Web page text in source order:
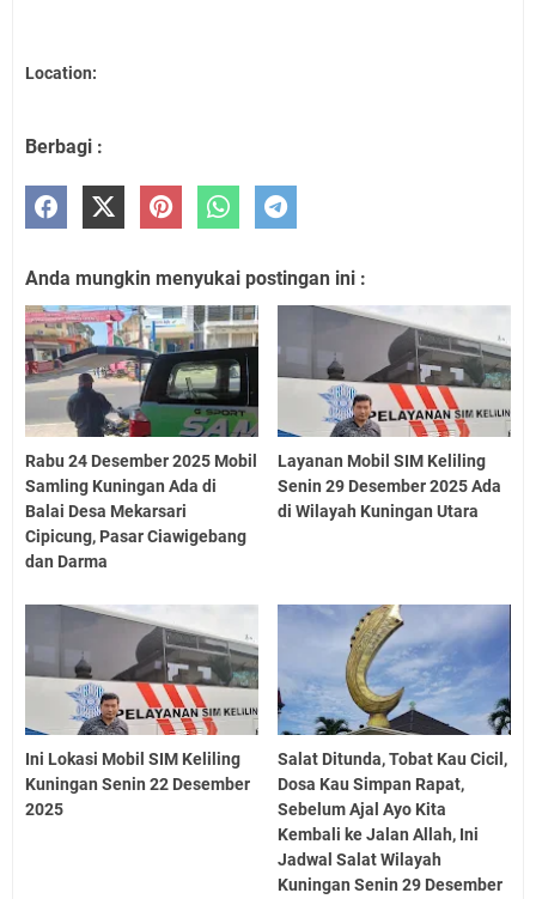
Location:
Berbagi :
Anda mungkin menyukai postingan ini :
Rabu 24 Desember 2025 Mobil
Samling Kuningan Ada di
Balai Desa Mekarsari
Cipicung, Pasar Ciawigebang
dan Darma
Layanan Mobil SIM Keliling
Senin 29 Desember 2025 Ada
di Wilayah Kuningan Utara
Ini Lokasi Mobil SIM Keliling
Kuningan Senin 22 Desember
2025
Salat Ditunda, Tobat Kau Cicil,
Dosa Kau Simpan Rapat,
Sebelum Ajal Ayo Kita
Kembali ke Jalan Allah, Ini
Jadwal Salat Wilayah
Kuningan Senin 29 Desember